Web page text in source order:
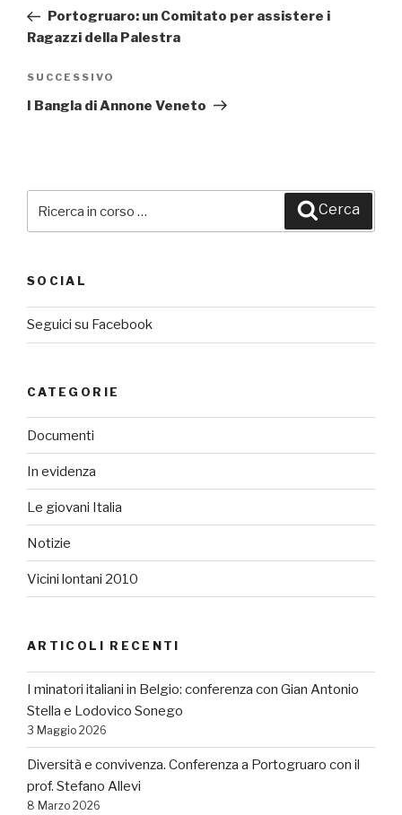
precedente:
Portogruaro: un Comitato per assistere i
Ragazzi della Palestra
Articolo
successivo
SUCCESSIVO
I Bangla di Annone Veneto
Cerca
SOCIAL
Seguici su Facebook
CATEGORIE
Documenti
In evidenza
Le giovani Italia
Notizie
Vicini lontani 2010
ARTICOLI RECENTI
I minatori italiani in Belgio: conferenza con Gian Antonio
Stella e Lodovico Sonego
3 Maggio 2026
Diversità e convivenza. Conferenza a Portogruaro con il
prof. Stefano Allevi
8 Marzo 2026